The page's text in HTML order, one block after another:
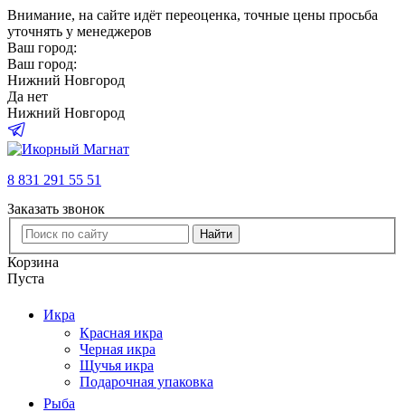
Внимание, на сайте идёт переоценка, точные цены просьба
уточнять у менеджеров
Ваш город:
Ваш город:
Нижний Новгород
Да нет
Нижний Новгород
8 831 291 55 51
Заказать звонок
Найти
Корзина
Пуста
Икра
Красная икра
Черная икра
Щучья икра
Подарочная упаковка
Рыба